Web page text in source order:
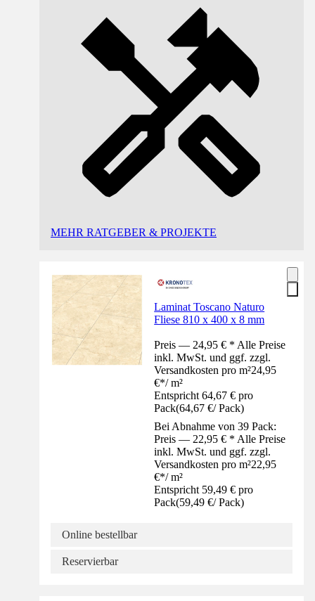
MEHR RATGEBER & PROJEKTE
Laminat Toscano Naturo
Fliese 810 x 400 x 8 mm
Preis — 24,95 € * Alle Preise
inkl. MwSt. und ggf. zzgl.
Versandkosten pro m²24,95
€*/ m²
Entspricht 64,67 € pro
Pack(64,67 €/ Pack)
Bei Abnahme von 39 Pack:
Preis — 22,95 € * Alle Preise
inkl. MwSt. und ggf. zzgl.
Versandkosten pro m²22,95
€*/ m²
Entspricht 59,49 € pro
Pack(59,49 €/ Pack)
Online bestellbar
Reservierbar